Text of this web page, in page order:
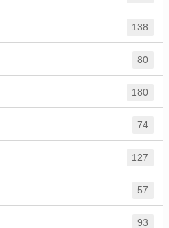
138
80
180
74
127
57
93